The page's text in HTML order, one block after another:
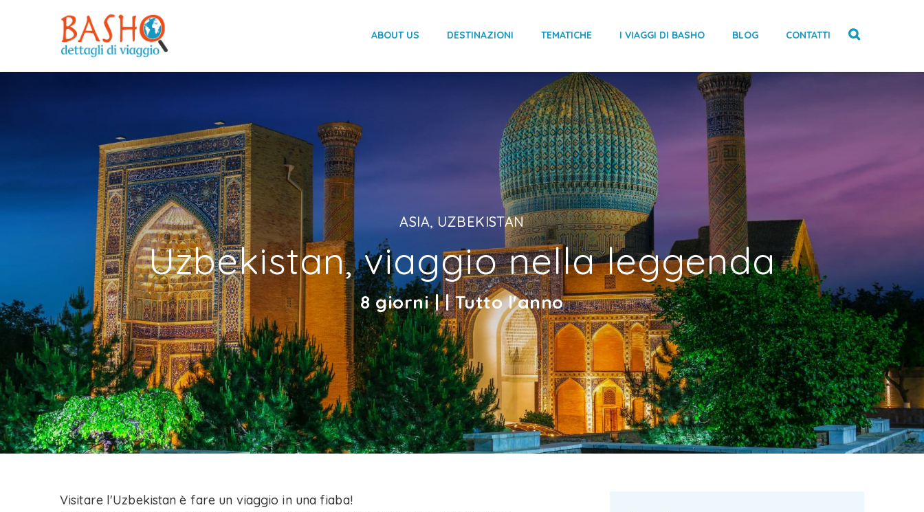
ABOUT US DESTINAZIONI TEMATICHE I VIAGGI DI BASHO BLOG CONTATTI
ASIA, UZBEKISTAN
Uzbekistan, viaggio nella leggenda
8 giorni | | Tutto l'anno
Visitare l'Uzbekistan è fare un viaggio in una fiaba!